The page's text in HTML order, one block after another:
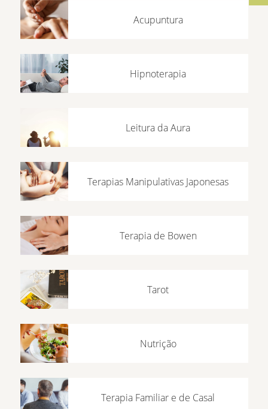
Acupuntura
Hipnoterapia
Leitura da Aura
Terapias Manipulativas Japonesas
Terapia de Bowen
Tarot
Nutrição
Terapia Familiar e de Casal